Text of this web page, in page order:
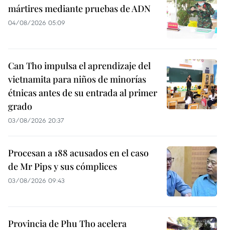
mártires mediante pruebas de ADN
04/08/2026 05:09
Can Tho impulsa el aprendizaje del
vietnamita para niños de minorías
étnicas antes de su entrada al primer
grado
03/08/2026 20:37
Procesan a 188 acusados en el caso
de Mr Pips y sus cómplices
03/08/2026 09:43
Provincia de Phu Tho acelera